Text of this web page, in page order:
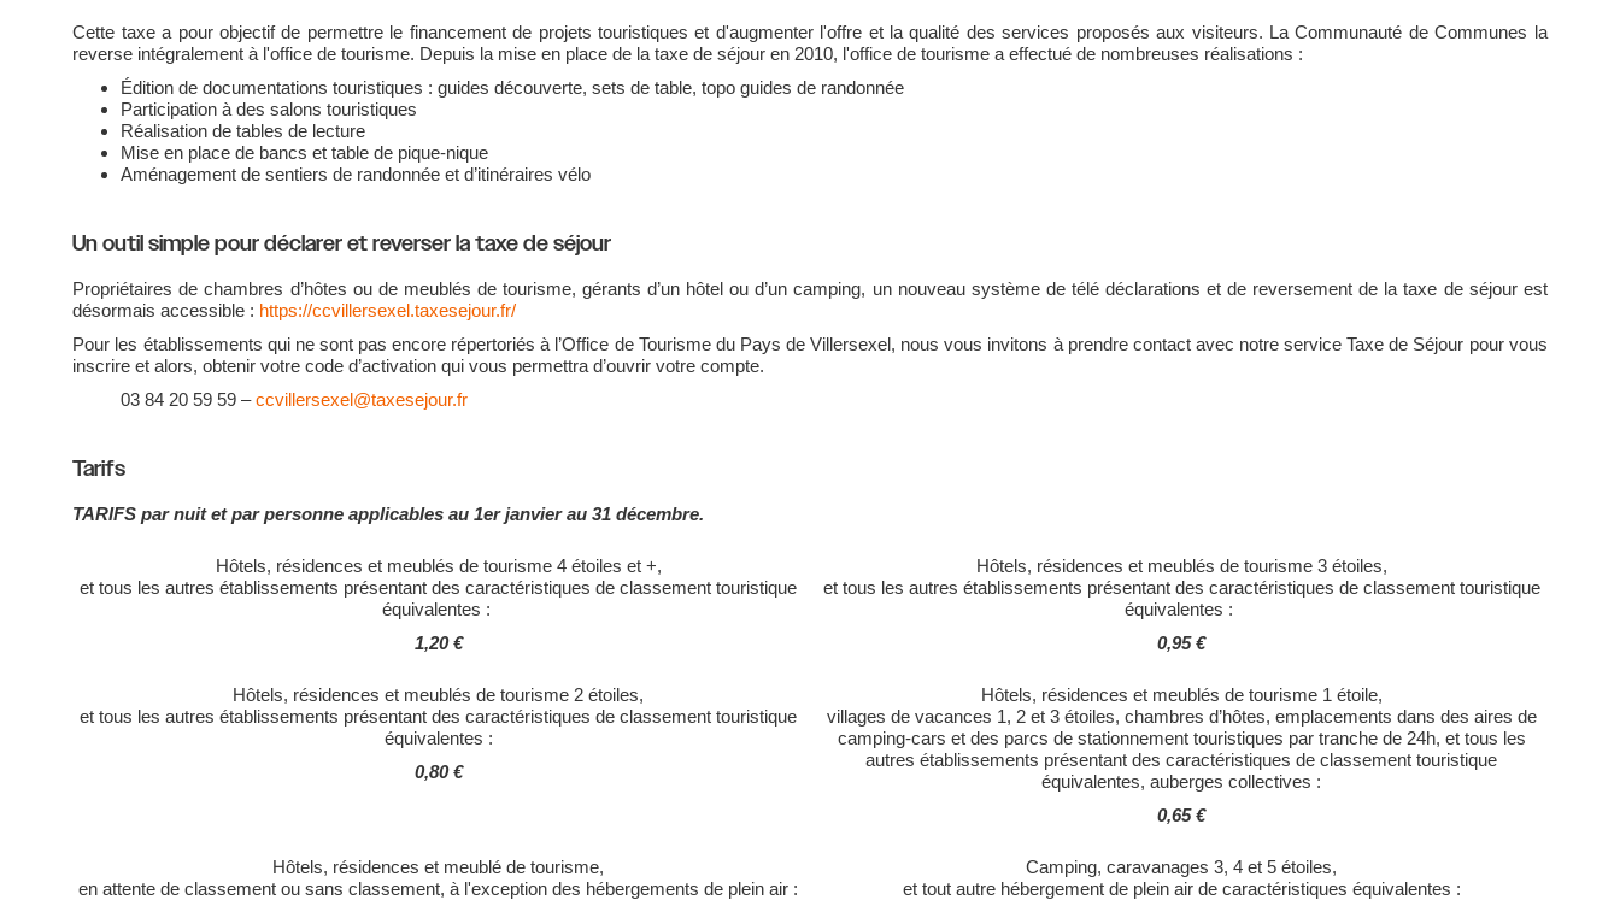
Cette taxe a pour objectif de permettre le financement de projets touristiques et d'augmenter l'offre et la qualité des services proposés aux visiteurs. La Communauté de Communes la
reverse intégralement à l'office de tourisme. Depuis la mise en place de la taxe de séjour en 2010, l'office de tourisme a effectué de nombreuses réalisations :
Édition de documentations touristiques : guides découverte, sets de table, topo guides de randonnée
Participation à des salons touristiques
Réalisation de tables de lecture
Mise en place de bancs et table de pique-nique
Aménagement de sentiers de randonnée et d’itinéraires vélo
Un outil simple pour déclarer et reverser la taxe de séjour
Propriétaires de chambres d’hôtes ou de meublés de tourisme, gérants d’un hôtel ou d’un camping, un nouveau système de télé déclarations et de reversement de la taxe de séjour est
désormais accessible : https://ccvillersexel.taxesejour.fr/
Pour les établissements qui ne sont pas encore répertoriés à l’Office de Tourisme du Pays de Villersexel, nous vous invitons à prendre contact avec notre service Taxe de Séjour pour vous
inscrire et alors, obtenir votre code d’activation qui vous permettra d’ouvrir votre compte.
03 84 20 59 59 –ccvillersexel@taxesejour.fr
Tarifs
TARIFS par nuit et par personne applicables au 1er janvier au 31 décembre.
Hôtels, résidences et meublés de tourisme 4 étoiles et +,
et tous les autres établissements présentant des caractéristiques de classement touristique
équivalentes :
1,20 €
Hôtels, résidences et meublés de tourisme 3 étoiles,
et tous les autres établissements présentant des caractéristiques de classement touristique
équivalentes :
0,95 €
Hôtels, résidences et meublés de tourisme 2 étoiles,
et tous les autres établissements présentant des caractéristiques de classement touristique
équivalentes :
0,80 €
Hôtels, résidences et meublés de tourisme 1 étoile,
villages de vacances 1, 2 et 3 étoiles, chambres d’hôtes, emplacements dans des aires de
camping-cars et des parcs de stationnement touristiques par tranche de 24h, et tous les
autres établissements présentant des caractéristiques de classement touristique
équivalentes, auberges collectives :
0,65 €
Hôtels, résidences et meublé de tourisme,
en attente de classement ou sans classement, à l'exception des hébergements de plein air :
Camping, caravanages 3, 4 et 5 étoiles,
et tout autre hébergement de plein air de caractéristiques équivalentes :